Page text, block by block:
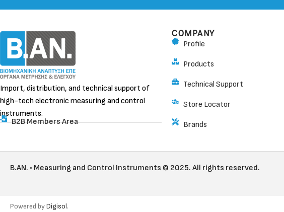
Import, distribution, and technical support of
high-tech electronic measuring and control
instruments.
B2B Members Area
COMPANY
Profile
Products
Technical Support
Store Locator
Brands
B.AN. • Measuring and Control Instruments © 2025. All rights reserved.
Powered byDigisol.